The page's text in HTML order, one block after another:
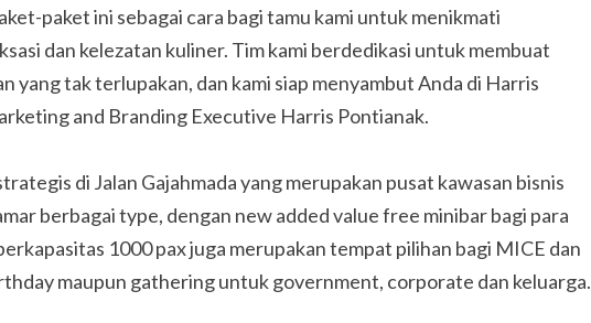
paket ini sebagai cara bagi tamu kami untuk menikmati
dan kelezatan kuliner. Tim kami berdedikasi untuk membuat
yang tak terlupakan, dan kami siap menyambut Anda di Harris
and Branding Executive Harris Pontianak.
di Jalan Gajahmada yang merupakan pusat kawasan bisnis
berbagai type, dengan new added value free minibar bagi para
1000 pax juga merupakan tempat pilihan bagi MICE dan
maupun gathering untuk government, corporate dan keluarga.